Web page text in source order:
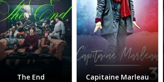
Drame
Documentaire
Epouvante-horreur
Espionnage
Science fiction
Thriller
Western
2016
2015
2014
2013
Documentaire
Drame
Famille
Fantastique
The End Capitaine Marleau